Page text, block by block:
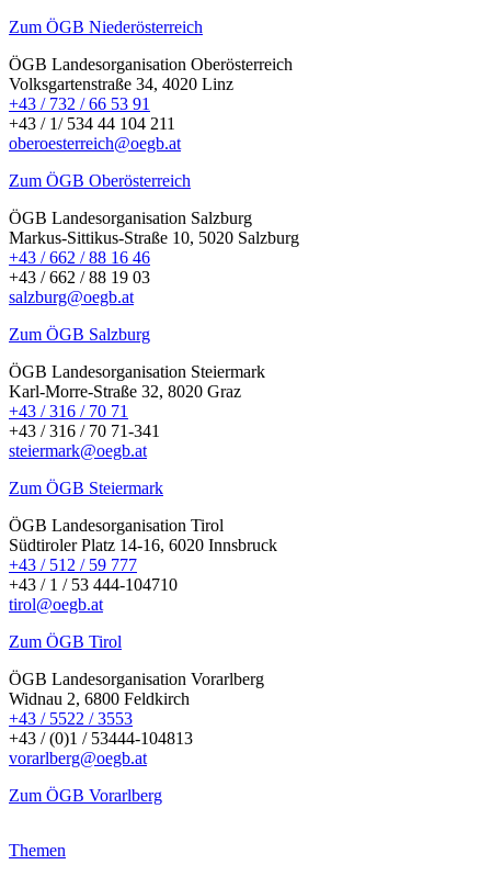
Zum ÖGB Niederösterreich
ÖGB Landesorganisation Oberösterreich
Volksgartenstraße 34, 4020 Linz
+43 / 732 / 66 53 91
+43 / 1/ 534 44 104 211
oberoesterreich@oegb.at
Zum ÖGB Oberösterreich
ÖGB Landesorganisation Salzburg
Markus-Sittikus-Straße 10, 5020 Salzburg
+43 / 662 / 88 16 46
+43 / 662 / 88 19 03
salzburg@oegb.at
Zum ÖGB Salzburg
ÖGB Landesorganisation Steiermark
Karl-Morre-Straße 32, 8020 Graz
+43 / 316 / 70 71
+43 / 316 / 70 71-341
steiermark@oegb.at
Zum ÖGB Steiermark
ÖGB Landesorganisation Tirol
Südtiroler Platz 14-16, 6020 Innsbruck
+43 / 512 / 59 777
+43 / 1 / 53 444-104710
tirol@oegb.at
Zum ÖGB Tirol
ÖGB Landesorganisation Vorarlberg
Widnau 2, 6800 Feldkirch
+43 / 5522 / 3553
+43 / (0)1 / 53444-104813
vorarlberg@oegb.at
Zum ÖGB Vorarlberg
Themen